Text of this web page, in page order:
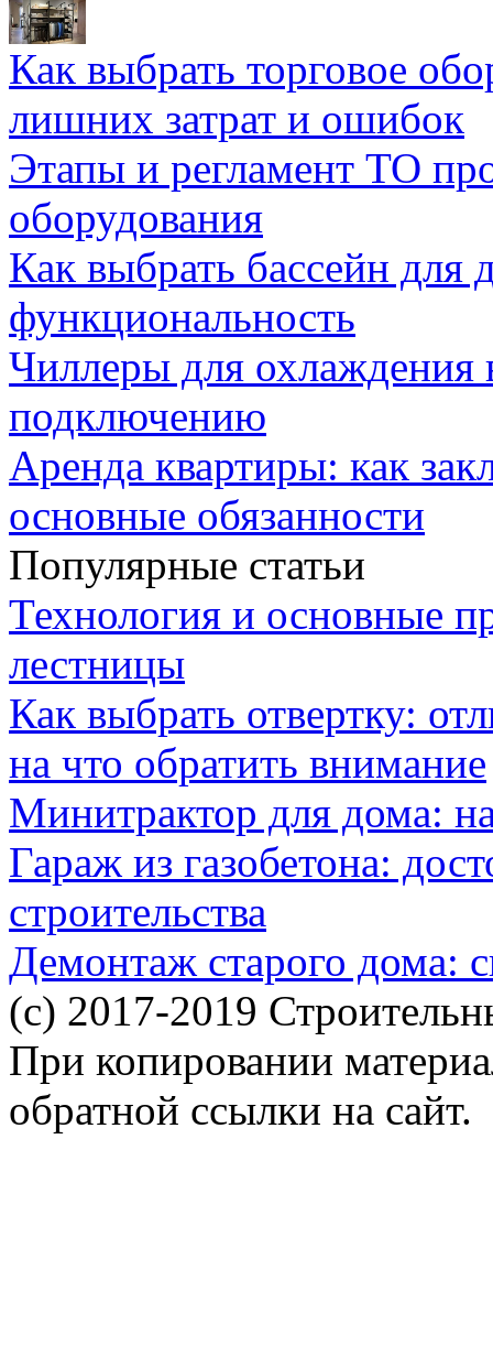
Как выбрать торговое
лишних затрат и ошибок
Этапы и регламент ТО
оборудования
Как выбрать бассейн для
функциональность
Чиллеры для охлаждения
подключению
Аренда квартиры: как
основные обязанности
Популярные статьи
Технология и основные
лестницы
Как выбрать отвертку:
на что обратить внимание
Минитрактор для дома:
Гараж из газобетона:
строительства
Демонтаж старого дома:
(c) 2017-2019
При копировании
обратной ссылки на сайт.